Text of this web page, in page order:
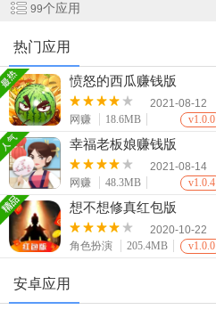
99个应用
热门应用
愤怒的西瓜赚钱版
2021-08-12
网赚
18.6MB v1.0.0
幸福老板娘赚钱版
2021-08-14
网赚
48.3MB v1.0.4
想不想修真红包版
2020-10-22
角色扮演
205.4MB v1.0.0
安卓应用